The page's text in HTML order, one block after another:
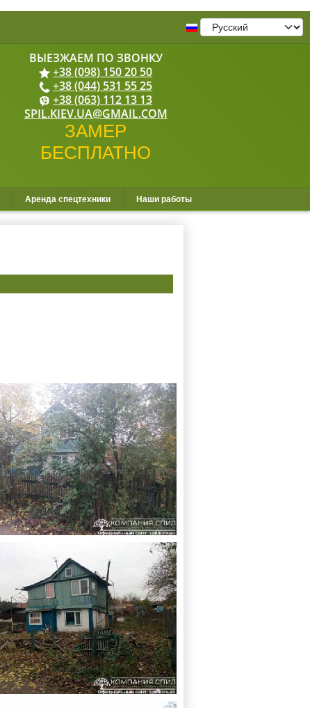
+38 (098) 150 20 50
+38 (044) 531 55 25
+38 (063) 112 13 13
SPIL.KIEV.UA@GMAIL.COM
Аренда спецтехники Наши работы